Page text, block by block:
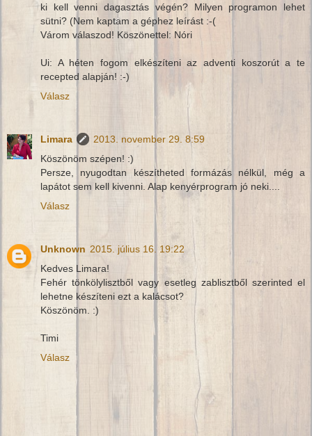
ki kell venni dagasztás végén? Milyen programon lehet
sütni? (Nem kaptam a géphez leírást :-(
Várom válaszod! Köszönettel: Nóri
Ui: A héten fogom elkészíteni az adventi koszorút a te
recepted alapján! :-)
Válasz
Limara
2013. november 29. 8:59
Köszönöm szépen! :)
Persze, nyugodtan készítheted formázás nélkül, még a
lapátot sem kell kivenni. Alap kenyérprogram jó neki....
Válasz
Unknown 2015. július 16. 19:22
Kedves Limara!
Fehér tönkölylisztből vagy esetleg zablisztből szerinted el
lehetne készíteni ezt a kalácsot?
Köszönöm. :)
Timi
Válasz